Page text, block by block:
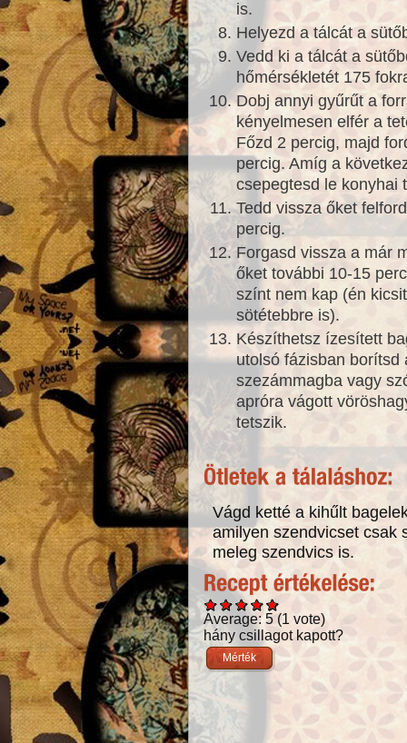
is.
Helyezd a tálcát a
Vedd ki a tálcát a
hőmérsékletét 175
Dobj annyi gyűrűt a
kényelmesen elfér a
Főzd 2 percig, majd
percig. Amíg a
csepegtesd le konyhai
Tedd vissza őket
percig.
Forgasd vissza a már
őket további 10-15
színt nem kap (én
sötétebbre is).
Készíthetsz ízesített
utolsó fázisban borítsd
szezámmagba vagy
apróra vágott
tetszik.
Vágd ketté a kihűlt
amilyen szendvicset csak
meleg szendvics is.
Average:5 (1 vote)
hány csillagot kapott?